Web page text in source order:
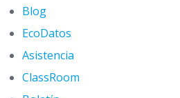
Blog
EcoDatos
Asistencia
ClassRoom